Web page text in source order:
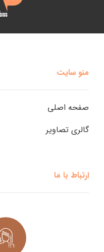
منو سایت
صفحه اصلی
گالری تصاویر
ارتباط با ما